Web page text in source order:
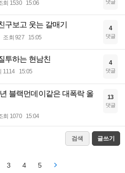
회 1530 15:06 댓글
구보고 웃는 갈매기
조회 927 15:05
4
댓글
투하는 현남친
1114 15:05
4
댓글
블랙먼데이같은 대폭락 올
회 1070 15:04
13
댓글
검색 글쓰기
3 4 5